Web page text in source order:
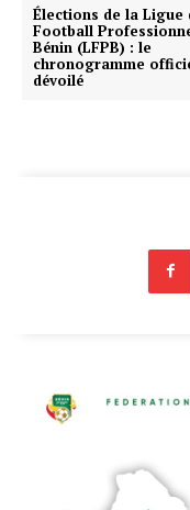
Élections de la Ligue
Football
Bénin (LFPB) : le
chronogramme
dévoilé